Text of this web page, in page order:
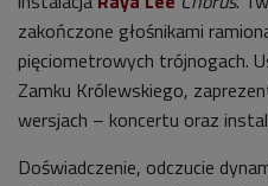
zakończone głośnikami
pięciometrowych trójnogach.
Zamku Królewskiego,
wersjach – koncertu oraz
Doświadczenie, odczucie